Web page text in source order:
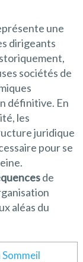
une
dirigeants
sociétés de
définitive. En
les
juridique
pour se
de
aléas du